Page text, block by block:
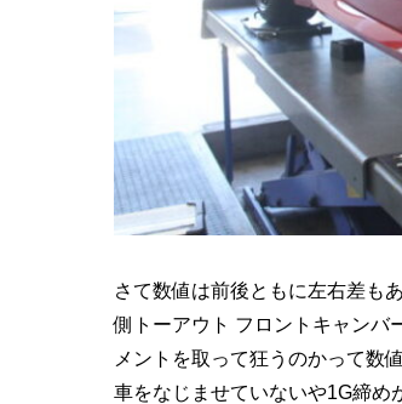
さて数値は前後ともに左右差も
側トーアウト フロントキャンバ
メントを取って狂うのかって数
車をなじませていないや1G締め